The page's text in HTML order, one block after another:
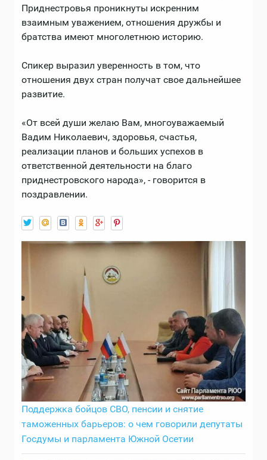
Приднестровья проникнуты искренним
взаимным уважением, отношения дружбы и
братства имеют многолетнюю историю.
Спикер выразил уверенность в том, что
отношения двух стран получат свое дальнейшее
развитие.
«От всей души желаю Вам, многоуважаемый
Вадим Николаевич, здоровья, счастья,
реализации планов и больших успехов в
ответственной деятельности на благо
приднестровского народа», - говорится в
поздравлении.
Поддержка бойцов СВО, пенсии и снятие
таможенных барьеров: о чем говорили депутаты
Госдумы и парламента Южной Осетии